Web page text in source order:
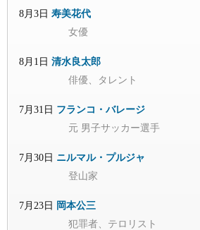
8月3日 寿美花代
女優
8月1日 清水良太郎
俳優、タレント
7月31日 フランコ・バレージ
元 男子サッカー選手
7月30日 ニルマル・プルジャ
登山家
7月23日 岡本公三
犯罪者、テロリスト